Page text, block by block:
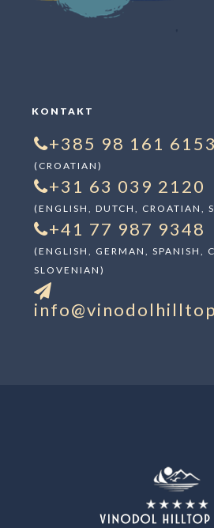
KONTAKT
+385 98 161 6153
(CROATIAN)
+31 63 039 2120
(ENGLISH, DUTCH, CROATIAN,
+41 77 987 9348
(ENGLISH, GERMAN, SPANISH,
SLOVENIAN)